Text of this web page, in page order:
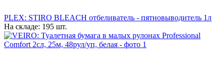
PLEX: STIRO BLEACH отбеливатель - пятновыводитель 1л
На складе: 195 шт.